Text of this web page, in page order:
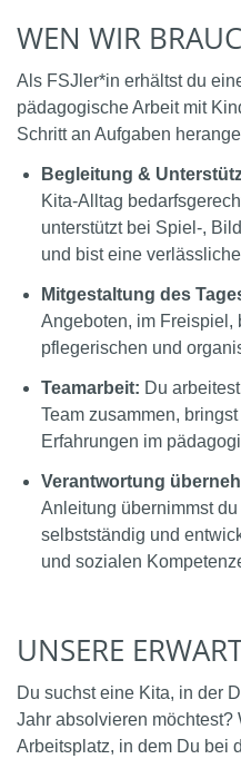
WEN WIR
Als FSJler*in erhältst du
pädagogische Arbeit mit
Schritt an Aufgaben
Begleitung &
Kita-Alltag
unterstützt bei Spiel-,
und bist eine
Mitgestaltung des
Angeboten, im Freispiel,
pflegerischen und
Teamarbeit: Du
Team zusammen,
Erfahrungen im
Verantwortung
Anleitung übernimmst
selbstständig und
und sozialen
UNSERE
Du suchst eine Kita, in der
Jahr absolvieren möchtest?
Arbeitsplatz, in dem Du bei